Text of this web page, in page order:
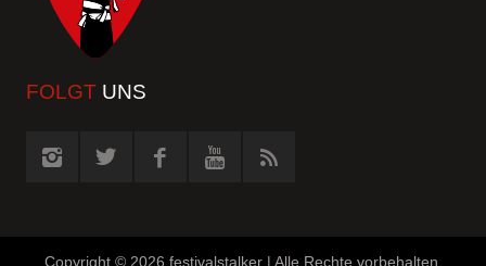
FOLGT UNS
Copyright © 2026 festivalstalker | Alle Rechte vorbehalten.